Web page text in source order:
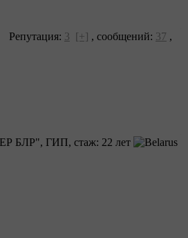
Репутация: 3 [+] , сообщений: 37 ,
ГИП, cтаж: 22 лет